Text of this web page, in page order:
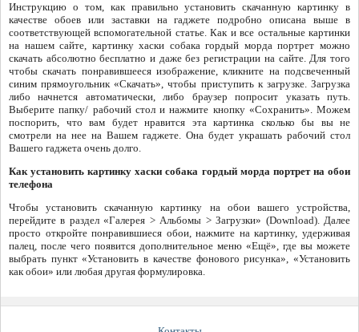
Инструкцию о том, как правильно установить скачанную картинку в
качестве обоев или заставки на гаджете подробно описана выше в
соответствующей вспомогательной статье. Как и все остальные картинки
на нашем сайте, картинку хаски собака гордый морда портрет можно
скачать абсолютно бесплатно и даже без регистрации на сайте. Для того
чтобы скачать понравившееся изображение, кликните на подсвеченный
синим прямоугольник «Скачать», чтобы приступить к загрузке. Загрузка
либо начнется автоматически, либо браузер попросит указать путь.
Выберите папку/ рабочий стол и нажмите кнопку «Сохранить». Можем
поспорить, что вам будет нравится эта картинка сколько бы вы не
смотрели на нее на Вашем гаджете. Она будет украшать рабочий стол
Вашего гаджета очень долго.
Как установить картинку хаски собака гордый морда портрет на обои
телефона
Чтобы установить скачанную картинку на обои вашего устройства,
перейдите в раздел «Галерея > Альбомы > Загрузки» (Download). Далее
просто откройте понравившиеся обои, нажмите на картинку, удерживая
палец, после чего появится дополнительное меню «Ещё», где вы можете
выбрать пункт «Установить в качестве фонового рисунка», «Установить
как обои» или любая другая формулировка.